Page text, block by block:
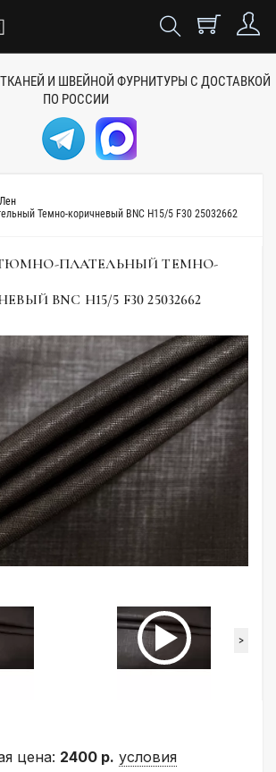
И ШВЕЙНОЙ ФУРНИТУРЫ С ДОСТАВКОЙ
ПО РОССИИ
Лен
Темно-коричневый BNC H15/5 F30 25032662
ПЛАТЕЛЬНЫЙ ТЕМНО-
BNC H15/5 F30 25032662
>
цена: 2400 р. условия